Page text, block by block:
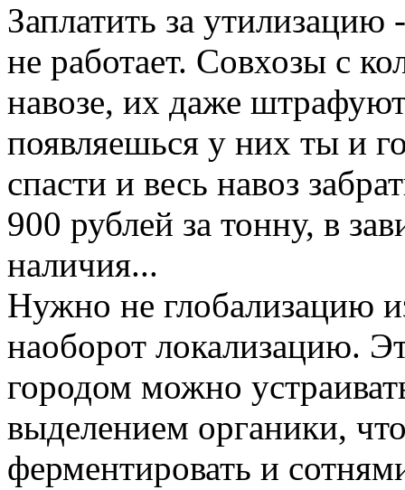
Заплатить за
не работает. Совхозы с
навозе, их даже
появляешься у них ты и
спасти и весь навоз
900 рублей за тонну, в
наличия...
Нужно не глобализацию
наоборот локализацию.
городом можно
выделением органики,
ферментировать и